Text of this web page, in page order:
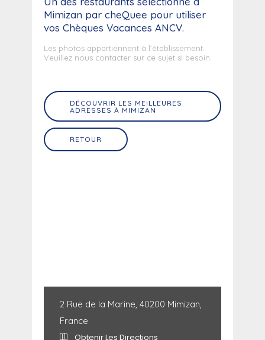
Mimizan par cheQuee pour utiliser
vos Chèques Vacances ANCV.
Les photos appartiennent à l’établissement.
Veuillez nous contacter sur ce sujet si besoin.
DÉCOUVRIR LES MEILLEURES
ADRESSES À MIMIZAN
RETOUR
2 Rue de la Marine, 40200 Mimizan,
France
Obtenir Les Directions